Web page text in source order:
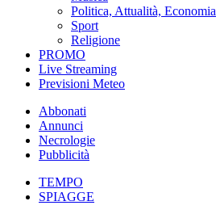
Politica, Attualità, Economia
Sport
Religione
PROMO
Live Streaming
Previsioni Meteo
Abbonati
Annunci
Necrologie
Pubblicità
TEMPO
SPIAGGE